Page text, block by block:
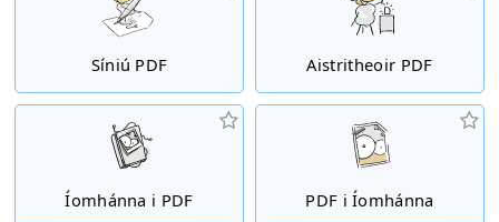
Síniú PDF Aistritheoir PDF
Íomhánna i PDF PDF i Íomhánna